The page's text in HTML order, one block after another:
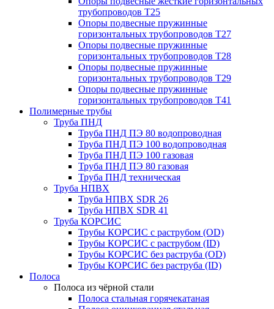
трубопроводов Т25
Опоры подвесные пружинные
горизонтальных трубопроводов Т27
Опоры подвесные пружинные
горизонтальных трубопроводов Т28
Опоры подвесные пружинные
горизонтальных трубопроводов Т29
Опоры подвесные пружинные
горизонтальных трубопроводов Т41
Полимерные трубы
Труба ПНД
Труба ПНД ПЭ 80 водопроводная
Труба ПНД ПЭ 100 водопроводная
Труба ПНД ПЭ 100 газовая
Труба ПНД ПЭ 80 газовая
Труба ПНД техническая
Труба НПВХ
Труба НПВХ SDR 26
Труба НПВХ SDR 41
Труба КОРСИС
Трубы КОРСИС с раструбом (OD)
Трубы КОРСИС с раструбом (ID)
Трубы КОРСИС без раструба (OD)
Трубы КОРСИС без раструба (ID)
Полоса
Полоса из чёрной стали
Полоса стальная горячекатаная